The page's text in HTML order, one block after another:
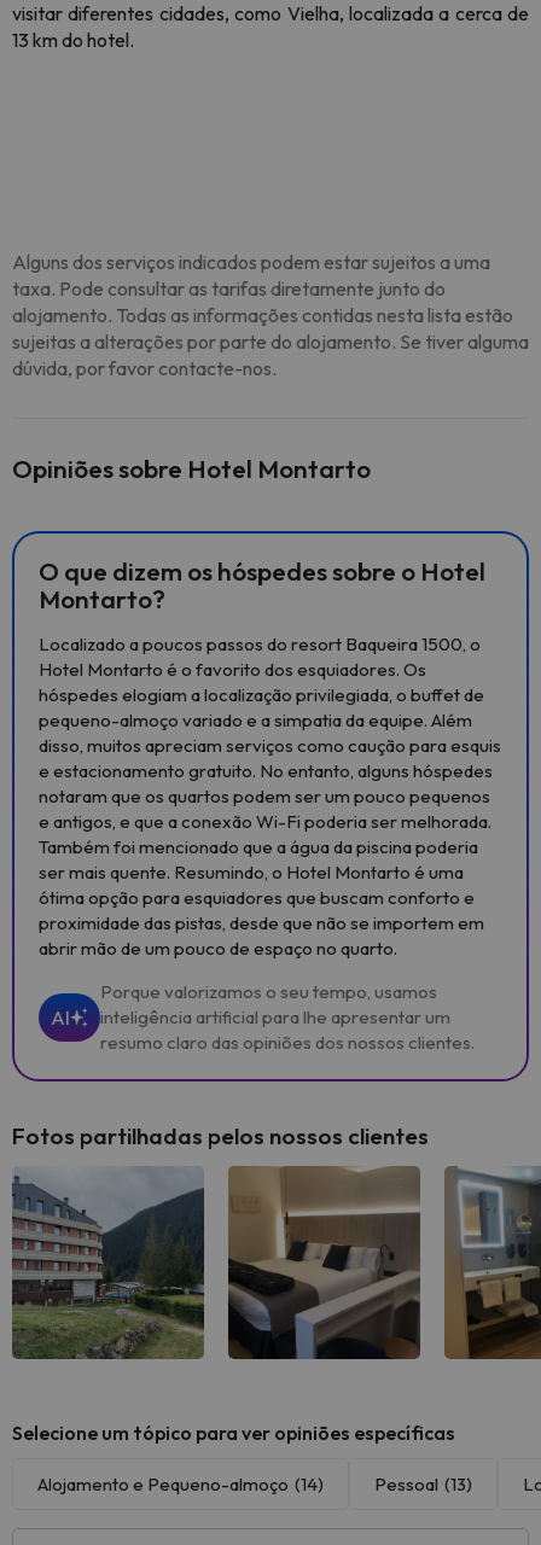
visitar diferentes cidades, como Vielha, localizada a cerca de
13 km do hotel.
Alguns dos serviços indicados podem estar sujeitos a uma
taxa. Pode consultar as tarifas diretamente junto do
alojamento. Todas as informações contidas nesta lista estão
sujeitas a alterações por parte do alojamento. Se tiver alguma
dúvida, por favor contacte-nos.
Opiniões sobre Hotel Montarto
O que dizem os hóspedes sobre o Hotel
Montarto?
Localizado a poucos passos do resort Baqueira 1500, o
Hotel Montarto é o favorito dos esquiadores. Os
hóspedes elogiam a localização privilegiada, o buffet de
pequeno-almoço variado e a simpatia da equipe. Além
disso, muitos apreciam serviços como caução para esquis
e estacionamento gratuito. No entanto, alguns hóspedes
notaram que os quartos podem ser um pouco pequenos
e antigos, e que a conexão Wi-Fi poderia ser melhorada.
Também foi mencionado que a água da piscina poderia
ser mais quente. Resumindo, o Hotel Montarto é uma
ótima opção para esquiadores que buscam conforto e
proximidade das pistas, desde que não se importem em
abrir mão de um pouco de espaço no quarto.
AI
Porque valorizamos o seu tempo, usamos
inteligência artificial para lhe apresentar um
resumo claro das opiniões dos nossos clientes.
Fotos partilhadas pelos nossos clientes
Selecione um tópico para ver opiniões específicas
Alojamento e Pequeno-almoço (14) Pessoal (13)